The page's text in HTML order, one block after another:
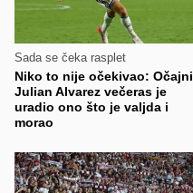
Sada se čeka rasplet
Niko to nije očekivao: Očajni
Julian Alvarez večeras je
uradio ono što je valjda i
morao